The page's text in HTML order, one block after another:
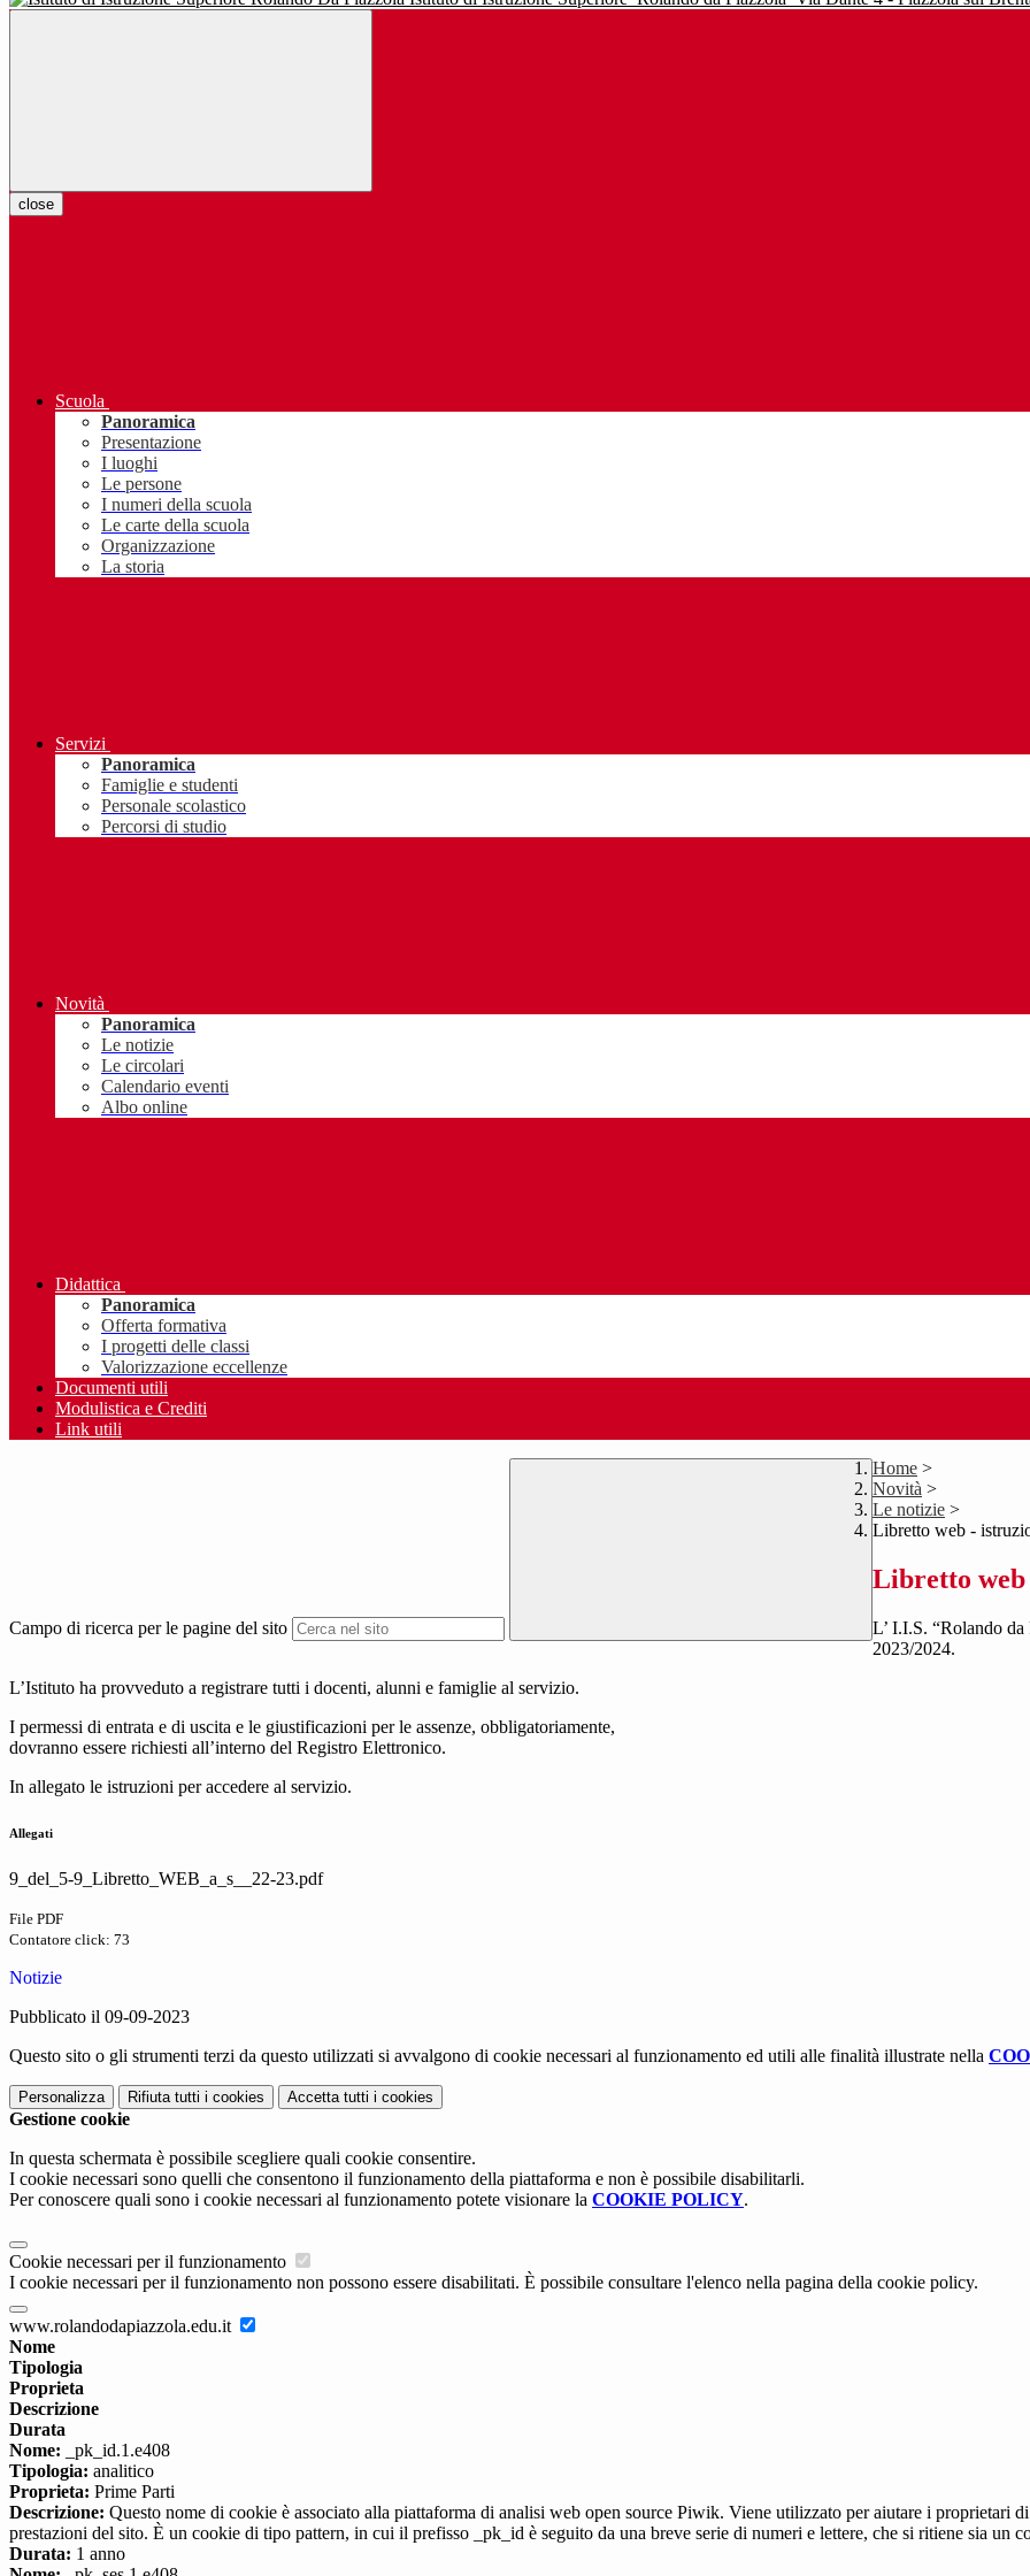
close
Scuola
Panoramica
Presentazione
I luoghi
Le persone
I numeri della scuola
Le carte della scuola
Organizzazione
La storia
Servizi
Panoramica
Famiglie e studenti
Personale scolastico
Percorsi di studio
Novità
Panoramica
Le notizie
Le circolari
Calendario eventi
Albo online
Didattica
Panoramica
Offerta formativa
I progetti delle classi
Valorizzazione eccellenze
Documenti utili
Modulistica e Crediti
Link utili
Campo di ricerca per le pagine del sito
Home >
Novità >
Le notizie >
Libretto web -
Libretto
L’ I.I.S. “Rolando
2023/2024.
L’Istituto ha provveduto a registrare tutti i docenti, alunni e famiglie al servizio.
I permessi di entrata e di uscita e le giustificazioni per le assenze, obbligatoriamente,
dovranno essere richiesti all’interno del Registro Elettronico.
In allegato le istruzioni per accedere al servizio.
Allegati
9_del_5-9_Libretto_WEB_a_s__22-23.pdf
File PDF
Contatore click: 73
Notizie
Pubblicato il 09-09-2023
Questo sito o gli strumenti terzi da questo utilizzati si avvalgono di cookie necessari al funzionamento ed utili alle finalità illustrate nella
Personalizza Rifiuta tutti i cookies Accetta tutti i cookies
Gestione cookie
In questa schermata è possibile scegliere quali cookie consentire.
I cookie necessari sono quelli che consentono il funzionamento della piattaforma e non è possibile disabilitarli.
Per conoscere quali sono i cookie necessari al funzionamento potete visionare la COOKIE POLICY.
Cookie necessari per il funzionamento
I cookie necessari per il funzionamento non possono essere disabilitati. È possibile consultare l'elenco nella pagina della cookie policy.
www.rolandodapiazzola.edu.it
Nome
Tipologia
Proprieta
Descrizione
Durata
Nome: _pk_id.1.e408
Tipologia: analitico
Proprieta: Prime Parti
Descrizione: Questo nome di cookie è associato alla piattaforma di analisi web open source Piwik. Viene utilizzato per aiutare i proprietari
prestazioni del sito. È un cookie di tipo pattern, in cui il prefisso _pk_id è seguito da una breve serie di numeri e lettere, che si ritiene sia un
Durata: 1 anno